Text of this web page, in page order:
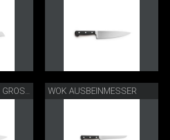
WOK KOCHMESSER GROSS WOK AUSBEINMESSER